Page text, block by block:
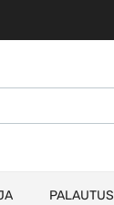
PALAUTUS